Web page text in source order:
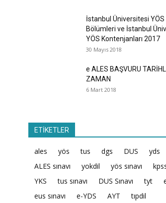
İstanbul Üniversitesi YÖS
Bölümleri ve İstanbul
YÖS Kontenjanları 2017
30 Mayıs 2018
e ALES BAŞVURU
ZAMAN
6 Mart 2018
ETİKETLER
ales yös tus dgs DUS
yds
ALES sınavı
yokdil yös sınavı
YKS
tus sınavı DUS Sınavı tyt
eus sınavı
e-YDS AYT tıpdil